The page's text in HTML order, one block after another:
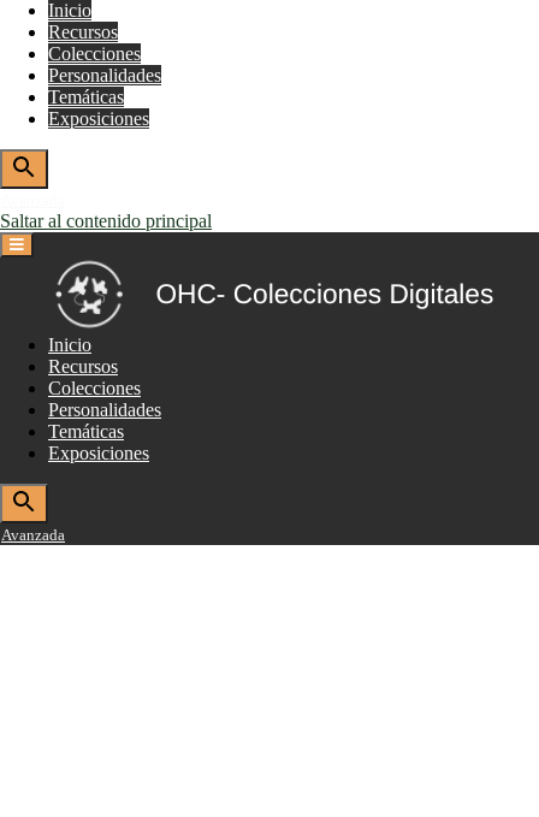
Inicio
Recursos
Colecciones
Personalidades
Temáticas
Exposiciones
Saltar al contenido principal
Inicio
Recursos
Colecciones
Personalidades
Temáticas
Exposiciones
Avanzada